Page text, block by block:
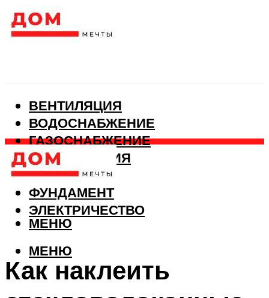
ВЕНТИЛЯЦИЯ
ВОДОСНАБЖЕНИЕ
ГАЗОСНАБЖЕНИЕ
КАНАЛИЗАЦИЯ
ОТОПЛЕНИЕ
ФУНДАМЕНТ
ЭЛЕКТРИЧЕСТВО
МЕНЮ
МЕНЮ
Как наклеить